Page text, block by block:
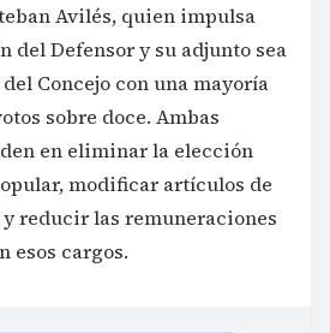
Avilés, quien impulsa
del Defensor y su adjunto sea
Concejo con una mayoría
sobre doce. Ambas
en eliminar la elección
modificar artículos de
reducir las remuneraciones
esos cargos.